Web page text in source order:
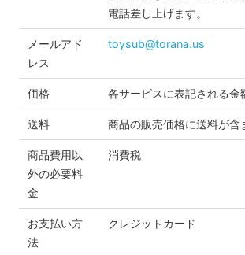
電話差し上げます。
メールアド
レス
toysub@torana.us
価格 各サービスに表記される金
送料 商品の販売価格に送料が含
商品費用以
外の必要料
金
消費税
お支払い方
法
クレジットカード